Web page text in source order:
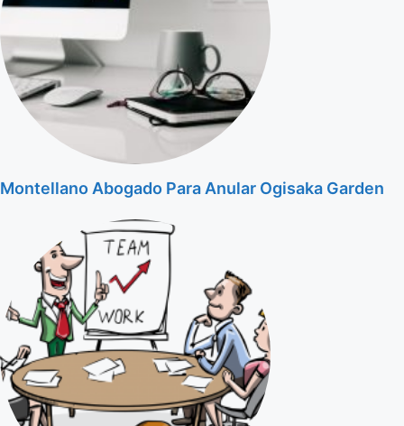
Montellano Abogado Para Anular Ogisaka Garden